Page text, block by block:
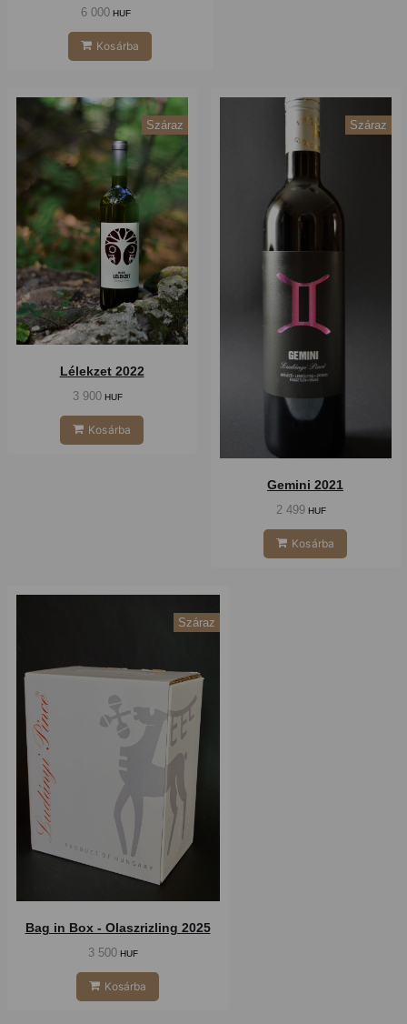
6 000HUF
Kosárba
Száraz
Lélekzet 2022
3 900HUF
Kosárba
Száraz
Gemini 2021
2 499HUF
Kosárba
Száraz
Bag in Box - Olaszrizling 2025
3 500 HUF
Kosárba